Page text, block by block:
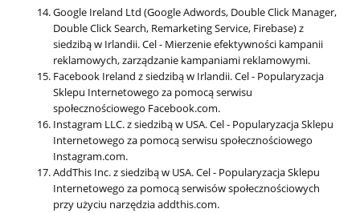
Google Ireland Ltd (Google Adwords, Double Click Manager,
Double Click Search, Remarketing Service, Firebase) z
siedzibą w Irlandii. Cel - Mierzenie efektywności kampanii
reklamowych, zarządzanie kampaniami reklamowymi.
Facebook Ireland z siedzibą w Irlandii. Cel - Popularyzacja
Sklepu Internetowego za pomocą serwisu
społecznościowego Facebook.com.
Instagram LLC. z siedzibą w USA. Cel - Popularyzacja Sklepu
Internetowego za pomocą serwisu społecznościowego
Instagram.com.
AddThis Inc. z siedzibą w USA. Cel - Popularyzacja Sklepu
Internetowego za pomocą serwisów społecznościowych
przy użyciu narzędzia addthis.com.